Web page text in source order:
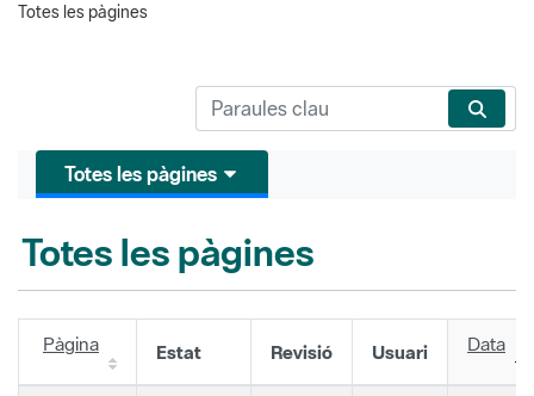
Totes les pàgines
Totes les pàgines
Totes les pàgines
Pàgina Estat Revisió Usuari Data